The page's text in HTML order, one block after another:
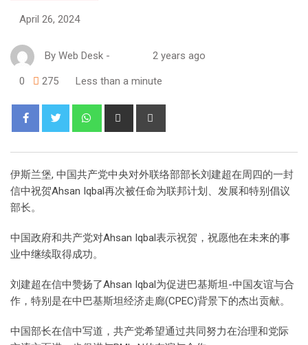
April 26, 2024
By Web Desk - 2 years ago
0 275 Less than a minute
伊斯兰堡, 中国共产党中央对外联络部部长刘建超在周四的一封
信中祝贺Ahsan Iqbal再次被任命为联邦计划、发展和特别倡议
部长。
中国政府和共产党对Ahsan Iqbal表示祝贺，祝愿他在未来的事
业中继续取得成功。
刘建超在信中赞扬了Ahsan Iqbal为促进巴基斯坦-中国友谊与合
作，特别是在中巴基斯坦经济走廊(CPEC)背景下的杰出贡献。
中国部长在信中写道，共产党希望通过共同努力在治理和党际